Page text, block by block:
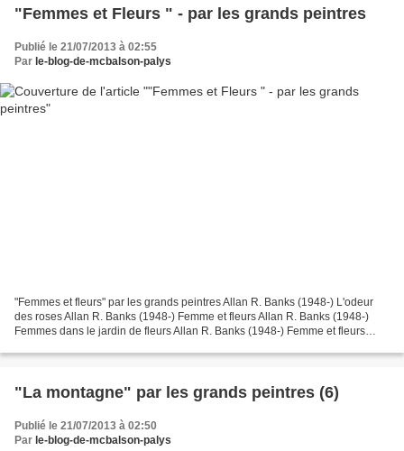
"Femmes et Fleurs " - par les grands peintres
Publié le 21/07/2013 à 02:55
Par le-blog-de-mcbalson-palys
"Femmes et fleurs" par les grands peintres Allan R. Banks (1948-) L'odeur
des roses Allan R. Banks (1948-) Femme et fleurs Allan R. Banks (1948-)
Femmes dans le jardin de fleurs Allan R. Banks (1948-) Femme et fleurs
"La montagne" par les grands peintres (6)
Publié le 21/07/2013 à 02:50
Par le-blog-de-mcbalson-palys